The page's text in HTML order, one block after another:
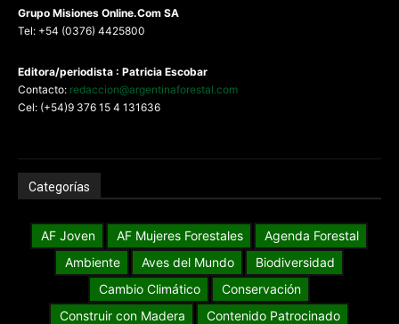
Grupo Misiones Online.Com SA
Tel: +54 (0376) 4425800
Editora/periodista : Patricia Escobar
Contacto: redaccion@argentinaforestal.com
Cel: (+54)9 376 15 4 131636
Categorías
AF Joven AF Mujeres Forestales
Agenda Forestal
Ambiente
Aves del Mundo
Biodiversidad
Cambio Climático
Conservación
Construir con Madera
Contenido Patrocinado